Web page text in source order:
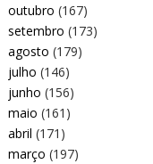
outubro (167)
setembro (173)
agosto (179)
julho (146)
junho (156)
maio (161)
abril (171)
março (197)